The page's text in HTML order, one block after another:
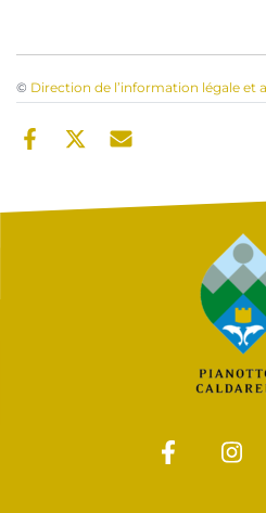
© Direction de l’information légale et